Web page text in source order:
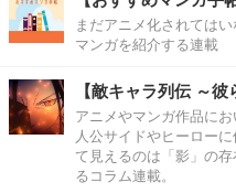
まだアニメ化されては
マンガを紹介する連載
【敵キャラ列伝 ～彼
アニメやマンガ作品に
人公サイドやヒーロー
て見えるのは「影」の
るコラム連載。